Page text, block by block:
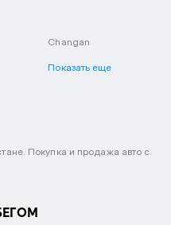
Changan
Показать еще
Покупка и продажа авто с